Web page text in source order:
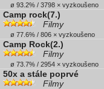
ø 93.2% / 3798 × vyzkoušeno
Camp rock(7.)
Filmy
ø 77.6% / 806 × vyzkoušeno
Camp Rock(2.)
Filmy
ø 73.7% / 2954 × vyzkoušeno
50x a stále poprvé
Filmy